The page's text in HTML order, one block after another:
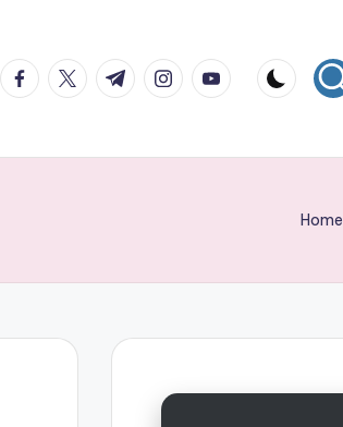
facebook.com
twitter.com
t.me instagram.com
youtube.com
Home